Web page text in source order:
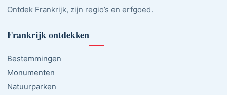
Ontdek Frankrijk, zijn regio’s en erfgoed.
Frankrijk ontdekken
Bestemmingen
Monumenten
Natuurparken